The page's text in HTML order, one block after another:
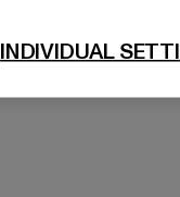
INDIVIDUAL